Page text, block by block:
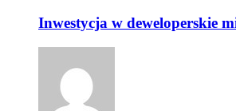
Inwestycja w deweloperskie